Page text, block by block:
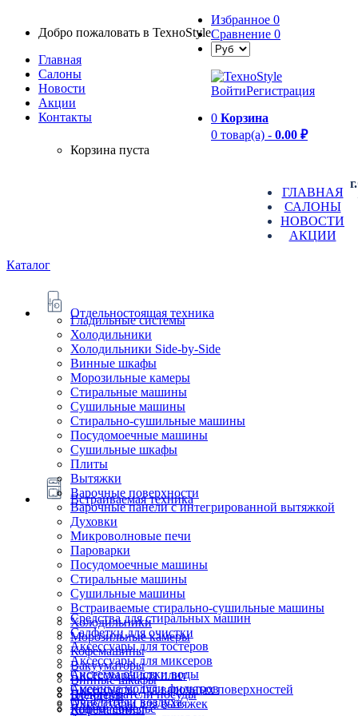
Добро пожаловать в TexноStyle
Главная
Салоны
Новости
Aкции
Контакты
Избранное 0
Сравнение 0
ВойтиРегистрация
0 Корзина
0 товар(а) - 0.00 ₽
Корзина пуста
ГЛАВНАЯ
САЛОНЫ
НОВОСТИ
АКЦИИ
Каталог
Отдельностоящая техника
Гладильные системы
Холодильники
Холодильники Side-by-Side
Винные шкафы
Морозильные камеры
Стиральные машины
Сушильные машины
Стирально-сушильные машины
Посудомоечные машины
Сушильные шкафы
Плиты
Встраиваемая техника
Вытяжки
Варочные поверхности
Варочные панели с интегрированной вытяжкой
Духовки
Микроволновые печи
Пароварки
Посудомоечные машины
Стиральные машины
Сушильные машины
Встраиваемые стирально-сушильные машины
Холодильники
Морозильные камеры
Кофемашины
Вакууматоры
Винные шкафы
Подогреватели посуды
Ящики сомелье
Блендеры
Кофемашины
Очистители воздуха
Системы очистки воды
Сменные модули фильтров
Аксессуары для тостеров
Аксессуары для миксеров
Аксессуары для плит
Аксессуары для варочных поверхностей
Аксессуары для вытяжек
Средства для стиральных машин
Салфетки для очистки